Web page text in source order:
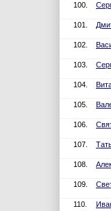
100.
101.
102.
103.
104.
105.
106.
107.
108.
109.
110.